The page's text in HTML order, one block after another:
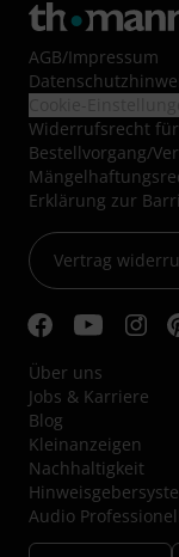
AGB/Impressum
Widerrufsrecht
Bestellvorgang/
Erklärung zur
Vertrag
Über uns
Jobs & Karriere
Blog
Kleinanzeigen
Nachhaltigkeit
Audio Professionell